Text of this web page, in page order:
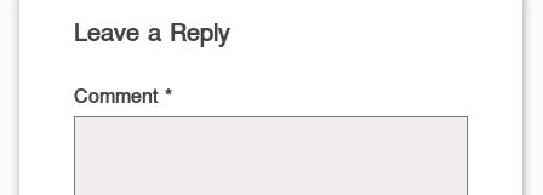
Leave a Reply
Comment *